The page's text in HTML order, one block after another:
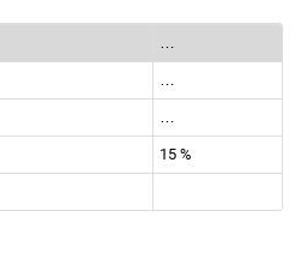
…
…
…
15 %